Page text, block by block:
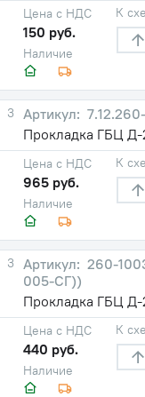
Наличие
Цена с НДС
150 руб.
К
3
Прокладка ГБЦ
Наличие
Цена с НДС
965 руб.
К
3
260-
005-СГ))
Прокладка ГБЦ
Наличие
Цена с НДС
440 руб.
К